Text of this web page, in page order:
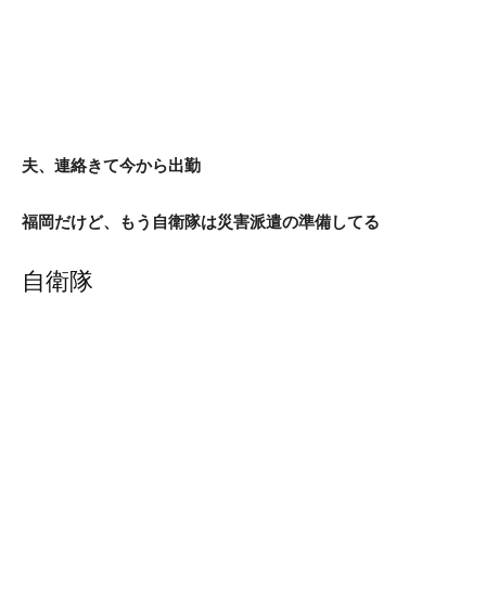
夫、連絡きて今から出勤
福岡だけど、もう自衛隊は災害派遣の準備してる
自衛隊